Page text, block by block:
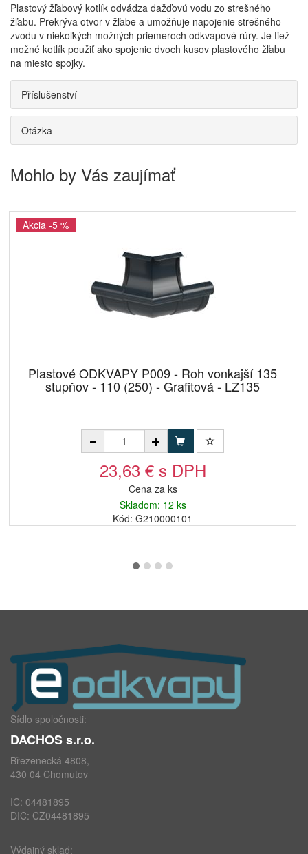
Plastový žľabový kotlík odvádza dažďovú vodu zo strešného
žľabu. Prekrýva otvor v žľabe a umožňuje napojenie strešného
zvodu v niekoľkých možných priemeroch odkvapové rúry. Je tiež
možné kotlík použiť ako spojenie dvoch kusov plastového žľabu
na miesto spojky.
Příslušenství
Otázka
Mohlo by Vás zaujímať
Akcia -5 %
Plastové ODKVAPY P009 - Roh vonkajší 135
stupňov - 110 (250) - Grafitová - LZ135
23,63 € s DPH
Cena za ks
Skladom: 12 ks
Kód: G210000101
Sídlo spoločnosti:
DACHOS s.r.o.
Březenecká 4808,
430 04 Chomutov
IČ: 04481895
DIČ: CZ04481895
Výdajný sklad: